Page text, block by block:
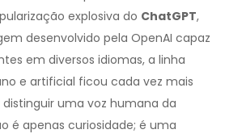
explosiva do ChatGPT,
desenvolvido pela OpenAI capaz
em diversos idiomas, a linha
e artificial ficou cada vez mais
distinguir uma voz humana da
é apenas curiosidade; é uma